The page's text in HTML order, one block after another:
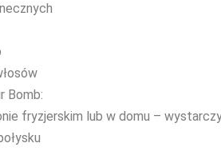
Bomb:
fryzjerskim lub w domu –